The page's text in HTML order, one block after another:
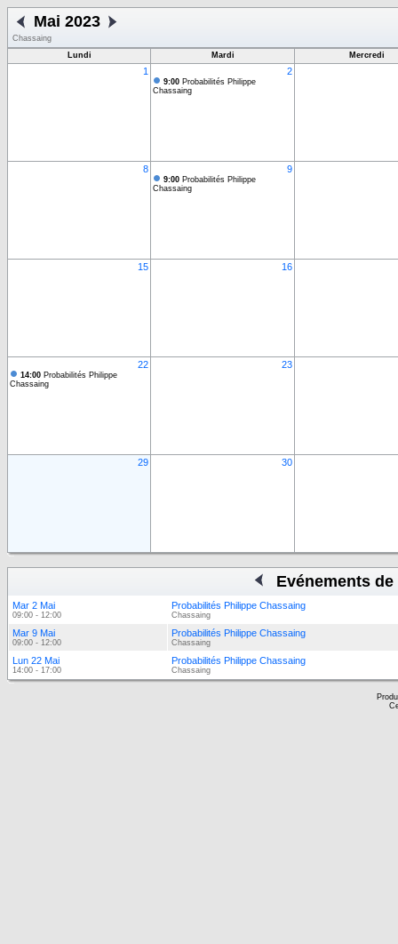
Mai 2023
Chassaing
Lundi
Mardi Mercredi
1 2
9:00 Probabilités Philippe
Chassaing
8 9
9:00 Probabilités Philippe
Chassaing
15 16
22
14:00 Probabilités Philippe
Chassaing
23
29 30
Evénements
Mar 2 Mai
09:00 - 12:00
Probabilités Philippe Chassaing
Chassaing
Mar 9 Mai
09:00 - 12:00
Probabilités Philippe Chassaing
Chassaing
Lun 22 Mai
14:00 - 17:00
Probabilités Philippe Chassaing
Chassaing